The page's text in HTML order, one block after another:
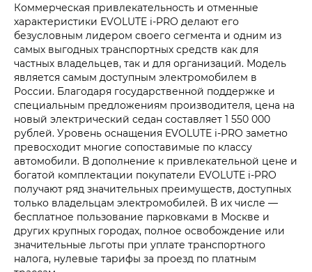
Коммерческая привлекательность и отменные
характеристики EVOLUTE i‑PRO делают его
безусловным лидером своего сегмента и одним из
самых выгодных транспортных средств как для
частных владельцев, так и для организаций. Модель
является самым доступным электромобилем в
России. Благодаря государственной поддержке и
специальным предложениям производителя, цена на
новый электрический седан составляет 1 550 000
рублей. Уровень оснащения EVOLUTE i‑PRO заметно
превосходит многие сопоставимые по классу
автомобили. В дополнение к привлекательной цене и
богатой комплектации покупатели EVOLUTE i‑PRO
получают ряд значительных преимуществ, доступных
только владельцам электромобилей. В их числе —
бесплатное пользование парковками в Москве и
других крупных городах, полное освобождение или
значительные льготы при уплате транспортного
налога, нулевые тарифы за проезд по платным